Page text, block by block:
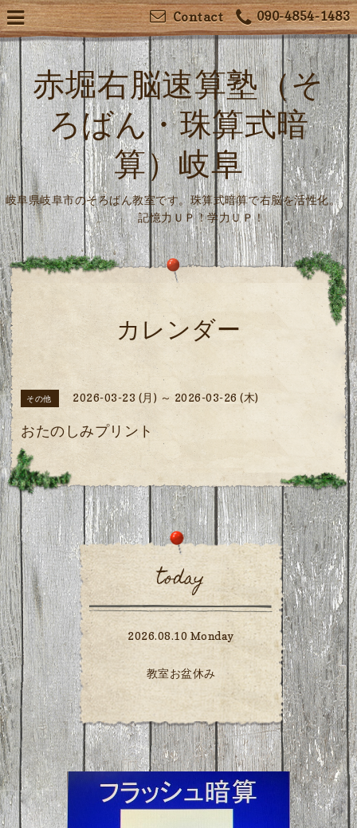
090-4854-1483
Contact
赤堀右脳速算塾（そ
ろばん・珠算式暗
算）岐阜
岐阜県岐阜市のそろばん教室です。珠算式暗算で右脳を活性化。
記憶力ＵＰ！学力ＵＰ！
カレンダー
その他 2026-03-23 (月) ～ 2026-03-26 (木)
おたのしみプリント
today
2026.08.10 Monday
教室お盆休み